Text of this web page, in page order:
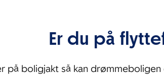
Er du på
på boligjakt så kan